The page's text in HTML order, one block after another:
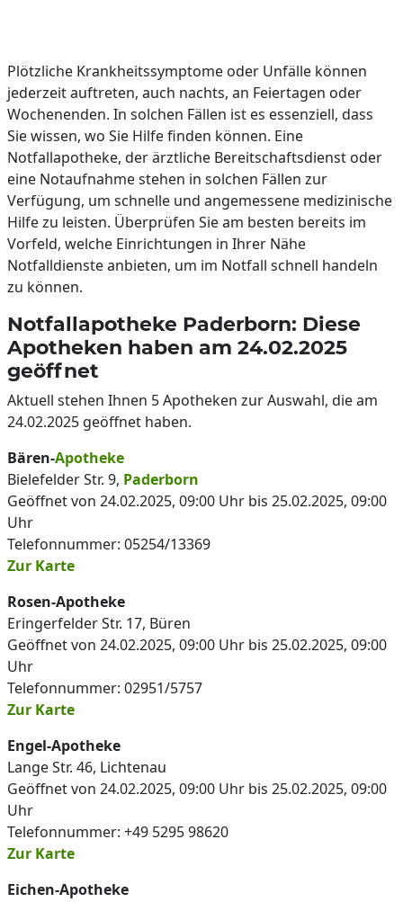
Plötzliche Krankheitssymptome oder Unfälle können
jederzeit auftreten, auch nachts, an Feiertagen oder
Wochenenden. In solchen Fällen ist es essenziell, dass
Sie wissen, wo Sie Hilfe finden können. Eine
Notfallapotheke, der ärztliche Bereitschaftsdienst oder
eine Notaufnahme stehen in solchen Fällen zur
Verfügung, um schnelle und angemessene medizinische
Hilfe zu leisten. Überprüfen Sie am besten bereits im
Vorfeld, welche Einrichtungen in Ihrer Nähe
Notfalldienste anbieten, um im Notfall schnell handeln
zu können.
Notfallapotheke Paderborn: Diese
Apotheken haben am 24.02.2025
geöffnet
Aktuell stehen Ihnen 5 Apotheken zur Auswahl, die am
24.02.2025 geöffnet haben.
Bären-Apotheke
Bielefelder Str. 9, Paderborn
Geöffnet von 24.02.2025, 09:00 Uhr bis 25.02.2025, 09:00
Uhr
Telefonnummer: 05254/13369
Zur Karte
Rosen-Apotheke
Eringerfelder Str. 17, Büren
Geöffnet von 24.02.2025, 09:00 Uhr bis 25.02.2025, 09:00
Uhr
Telefonnummer: 02951/5757
Zur Karte
Engel-Apotheke
Lange Str. 46, Lichtenau
Geöffnet von 24.02.2025, 09:00 Uhr bis 25.02.2025, 09:00
Uhr
Telefonnummer: +49 5295 98620
Zur Karte
Eichen-Apotheke